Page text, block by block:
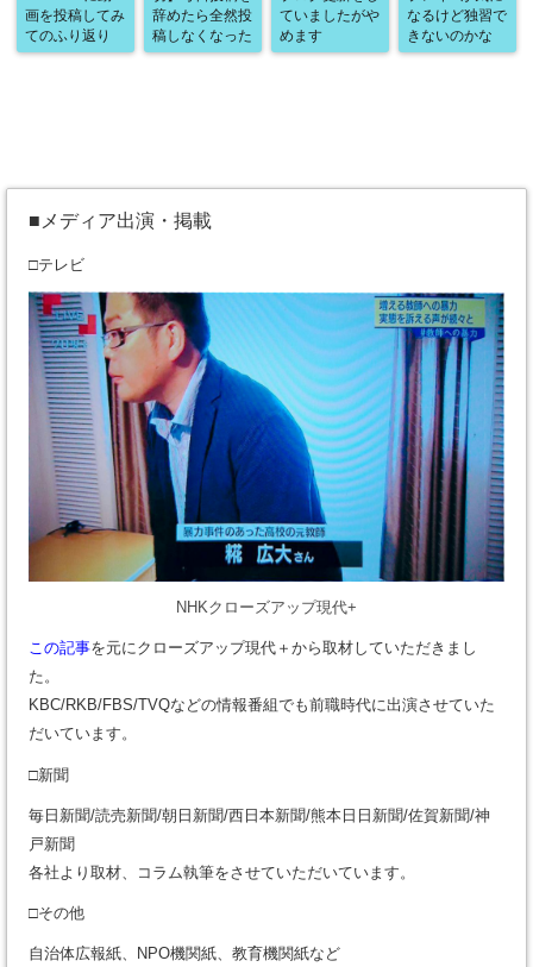
画を投稿してみ
てのふり返り
辞めたら全然投
稿しなくなった
ていましたがや
めます
なるけど独習で
きないのかな
■メディア出演・掲載
□テレビ
NHKクローズアップ現代+
この記事を元にクローズアップ現代＋から取材していただきまし
た。
KBC/RKB/FBS/TVQなどの情報番組でも前職時代に出演させていた
だいています。
□新聞
毎日新聞/読売新聞/朝日新聞/西日本新聞/熊本日日新聞/佐賀新聞/神
戸新聞
各社より取材、コラム執筆をさせていただいています。
□その他
自治体広報紙、NPO機関紙、教育機関紙など